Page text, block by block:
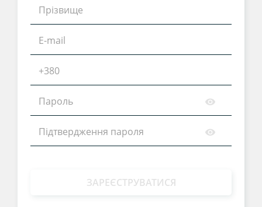
ЗАРЕЄСТРУВАТИСЯ